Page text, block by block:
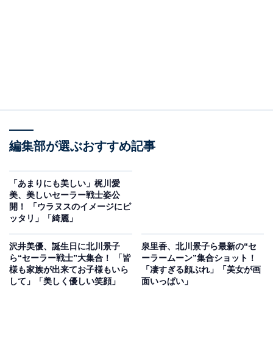
編集部が選ぶおすすめ記事
「あまりにも美しい」梶川愛
美、美しいセーラー戦士姿公
開！ 「ウラヌスのイメージにピ
ッタリ」「綺麗」
沢井美優、誕生日に北川景子
ら“セーラー戦士”大集合！ 「皆
様も家族が出来てお子様もいら
して」「美しく優しい笑顔」
泉里香、北川景子ら最新の“セ
ーラームーン”集合ショット！
「凄すぎる顔ぶれ」「美女が画
面いっぱい」